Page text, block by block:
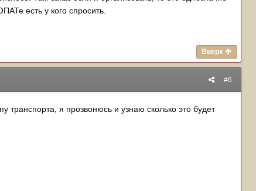
есть у кого спросить.
Вверх
#6
транспорта, я прозвонюсь и узнаю сколько это будет